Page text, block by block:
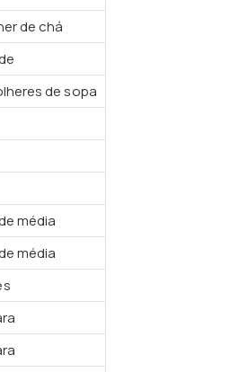
de chá
de sopa
média
média